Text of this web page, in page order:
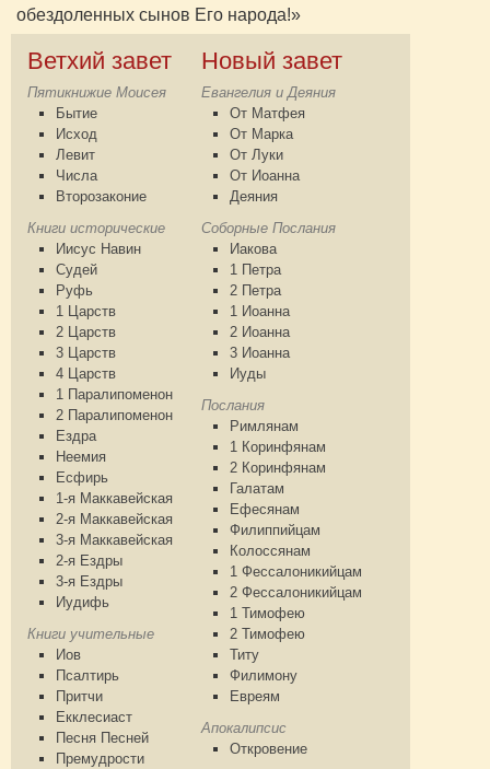
обездоленных сынов Его народа!»
Ветхий завет
Пятикнижие Моисея
Бытие
Исход
Левит
Числа
Второзаконие
Книги исторические
Иисус Навин
Судей
Руфь
1 Царств
2 Царств
3 Царств
4 Царств
1 Паралипоменон
2 Паралипоменон
Ездра
Неемия
Есфирь
1-я Маккавейская
2-я Маккавейская
3-я Маккавейская
2-я Ездры
3-я Ездры
Иудифь
Книги учительные
Иов
Псалтирь
Притчи
Екклесиаст
Песня Песней
Премудрости
Новый завет
Евангелия и Деяния
От Матфея
От Марка
От Луки
От Иоанна
Деяния
Соборные Послания
Иакова
1 Петра
2 Петра
1 Иоанна
2 Иоанна
3 Иоанна
Иуды
Послания
Римлянам
1 Коринфянам
2 Коринфянам
Галатам
Ефесянам
Филиппийцам
Колоссянам
1 Фессалоникийцам
2 Фессалоникийцам
1 Тимофею
2 Тимофею
Титу
Филимону
Евреям
Апокалипсис
Откровение